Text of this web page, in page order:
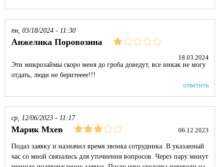
пн, 03/18/2024 - 11:30
Анжелика Поровозина
18.03.2024
Эти микрозаймы скоро меня до гроба доведут, все никак не могу
отдать, люди не беритееее!!!
ответить
ср, 12/06/2023 - 11:17
Марик Мхев 06.12.2023
Подал заявку и назначил время звонка сотрудника. В указанный
час со мной связались для уточнения вопросов. Через пару минут